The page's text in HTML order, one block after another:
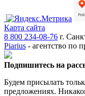
Карта сайта
8 800 234-08-76 г.
Piarius - агентство по
Подпишитесь на
Будем присылать
предложениях.